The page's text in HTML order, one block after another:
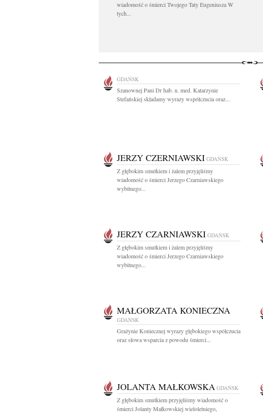
wiadomość o śmierci Twojego Taty Eugeniusza W
tych...
GDAŃSK
Szanownej Pani Dr hab. n. med. Katarzynie
Stefańskiej składamy wyrazy współczucia oraz...
JERZY CZERNIAWSKI GDAŃSK
Z głębokim smutkiem i żalem przyjęliśmy
wiadomość o śmierci Jerzego Czarniawskiego
wybitnego...
JERZY CZARNIAWSKI GDAŃSK
Z głębokim smutkiem i żalem przyjęliśmy
wiadomość o śmierci Jerzego Czarniawskiego
wybitnego...
MAŁGORZATA KONIECZNA
GDAŃSK
Grażynie Koniecznej wyrazy głębokiego współczucia
oraz słowa wsparcia z powodu śmierci...
JOLANTA MAŁKOWSKA GDAŃSK
Z głębokim smutkiem przyjęliśmy wiadomość o
śmierci Jolanty Małkowskiej wieloletniego,